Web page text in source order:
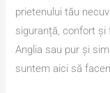
prietenului tău
siguranță, confort
Anglia sau pur și
suntem aici să